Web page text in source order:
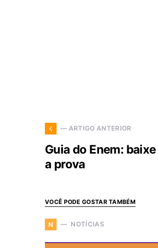
— ARTIGO ANTERIOR
Guia do Enem:
a prova
VOCÊ PODE GOSTAR TAMBÉM
N NOTÍCIAS